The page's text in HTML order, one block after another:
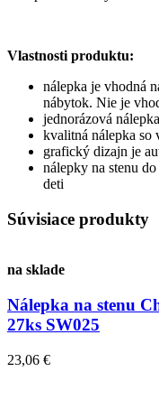
Vlastnosti produktu:
nálepka je vhodná
nábytok. Nie je
jednorázová
kvalitná nálepka so
grafický dizajn je
nálepky na stenu
deti
Súvisiace produkty
na sklade
Nálepka na stenu
27ks SW025
23,06 €